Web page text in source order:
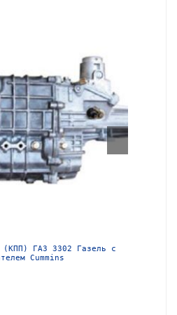
(КПП) ГАЗ 3302 Газель с
Cummins